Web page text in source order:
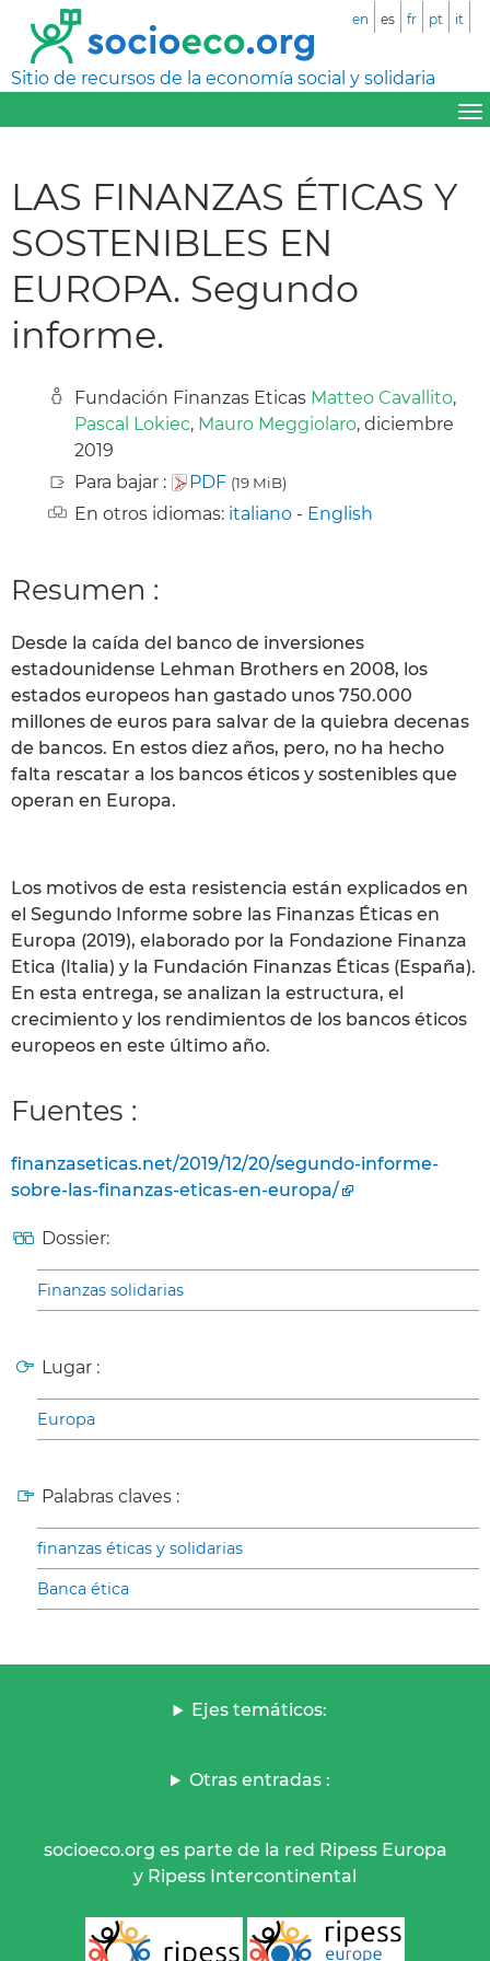
Sitio de recursos de la economía social y solidaria
en es fr pt it
LAS FINANZAS ÉTICAS Y
SOSTENIBLES EN
EUROPA. Segundo
informe.
Fundación Finanzas Eticas Matteo Cavallito,
Pascal Lokiec, Mauro Meggiolaro, diciembre
2019
Para bajar :
PDF (19 MiB)
En otros idiomas: italiano - English
Resumen :
Desde la caída del banco de inversiones
estadounidense Lehman Brothers en 2008, los
estados europeos han gastado unos 750.000
millones de euros para salvar de la quiebra decenas
de bancos. En estos diez años, pero, no ha hecho
falta rescatar a los bancos éticos y sostenibles que
operan en Europa.
Los motivos de esta resistencia están explicados en
el Segundo Informe sobre las Finanzas Éticas en
Europa (2019), elaborado por la Fondazione Finanza
Etica (Italia) y la Fundación Finanzas Éticas (España).
En esta entrega, se analizan la estructura, el
crecimiento y los rendimientos de los bancos éticos
europeos en este último año.
Fuentes :
finanzaseticas.net/2019/12/20/segundo-informe-
sobre-las-finanzas-eticas-en-europa/
Dossier:
Finanzas solidarias
Lugar :
Europa
Palabras claves :
finanzas éticas y solidarias
Banca ética
Ejes temáticos:
Otras entradas :
socioeco.org es parte de la red Ripess Europa
y Ripess Intercontinental